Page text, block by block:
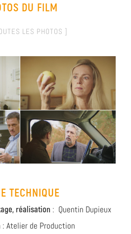
DU FILM
LES PHOTOS ]
TECHNIQUE
réalisation : Quentin Dupieux
: Atelier de Production